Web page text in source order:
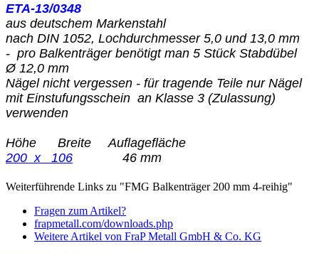
ETA-13/0348
aus deutschem Markenstahl
nach DIN 1052, Lochdurchmesser 5,0 und 13,0 mm
- pro Balkenträger benötigt man 5 Stück Stabdübel
Ø 12,0 mm
Nägel nicht vergessen - für tragende Teile nur Nägel
mit Einstufungsschein an Klasse 3 (Zulassung)
verwenden
Höhe Breite Auflagefläche
200 x 106
46 mm
Weiterführende Links zu "FMG Balkenträger 200 mm 4-reihig"
Fragen zum Artikel?
frapmetall.com/downloads.php
Weitere Artikel von FraP Metall GmbH & Co. KG